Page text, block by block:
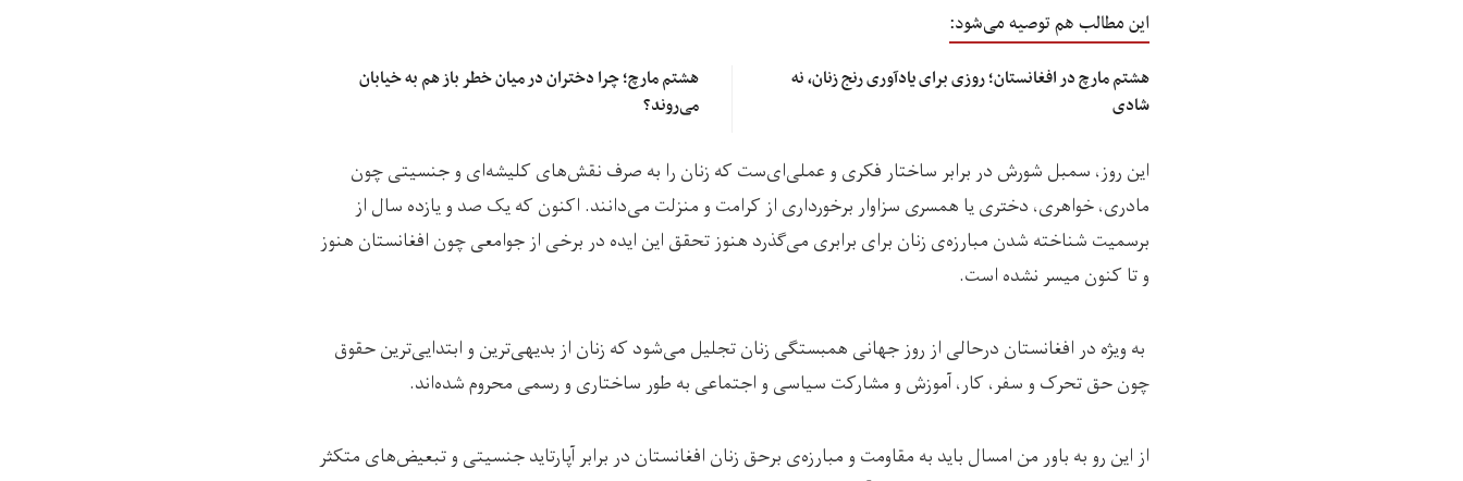
این مطالب هم توصیه می‌شود:
هشتم مارچ در افغانستان؛ روزی برای یادآوری رنج زنان، نه
شادی
هشتم مارچ؛ چرا دختران در میان خطر باز هم به خیابان
می‌روند؟
این روز، سمبل شورش در برابر ساختار فکری و عملی‌ای‌ست که زنان را به صرف نقش‌های کلیشه‌ای و جنسیتی چون
مادری، خواهری، دختری یا همسری سزاوار برخورداری از کرامت و منزلت می‌دانند. اکنون که یک صد و یازده سال از
برسمیت شناخته شدن مبارزه‌ی زنان برای برابری می‌گذرد هنوز تحقق این ایده در برخی از جوامعی چون افغانستان هنوز
و تا کنون میسر نشده است.
به ویژه در افغانستان درحالی از روز جهانی همبستگی زنان تجلیل می‌شود که زنان از بدیهی‌ترین و ابتدایی‌ترین حقوق
چون حق تحرک و سفر، کار، آموزش و مشارکت سیاسی و اجتماعی به طور ساختاری و رسمی محروم شده‌اند.
از این رو به باور من امسال باید به مقاومت و مبارزه‌ی برحق زنان افغانستان در برابر آپارتاید جنسیتی و تبعیض‌های متکثر